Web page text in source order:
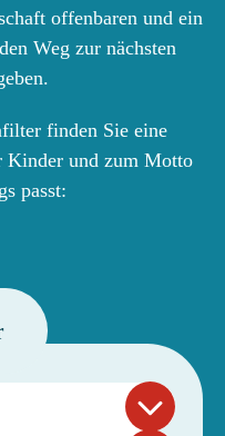
offenbaren und ein
Weg zur nächsten
finden Sie eine
Kinder und zum Motto
passt: